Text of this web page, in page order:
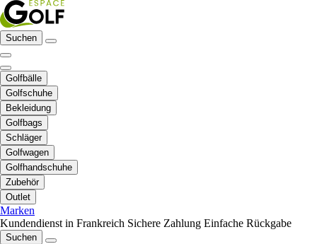
Suchen
Golfbälle
Golfschuhe
Bekleidung
Golfbags
Schläger
Golfwagen
Golfhandschuhe
Zubehör
Outlet
Marken
Kundendienst in Frankreich Sichere Zahlung Einfache Rückgabe
Suchen